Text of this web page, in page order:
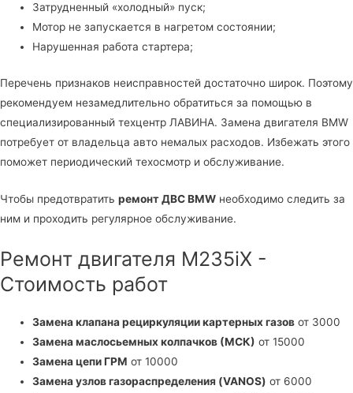
Затрудненный «холодный» пуск;
Мотор не запускается в нагретом состоянии;
Нарушенная работа стартера;
Перечень признаков неисправностей достаточно широк. Поэтому
рекомендуем незамедлительно обратиться за помощью в
специализированный техцентр ЛАВИНА. Замена двигателя BMW
потребует от владельца авто немалых расходов. Избежать этого
поможет периодический техосмотр и обслуживание.
Чтобы предотвратить ремонт ДВС BMW необходимо следить за
ним и проходить регулярное обслуживание.
Ремонт двигателя M235iX -
Стоимость работ
Замена клапана рециркуляции картерных газов от 3000
Замена маслосьемных колпачков (МСК) от 15000
Замена цепи ГРМ от 10000
Замена узлов газораспределения (VANOS) от 6000